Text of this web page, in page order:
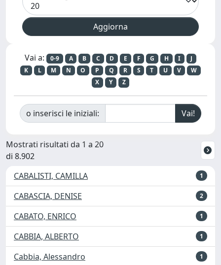
Vai a: 0-9 A B C D E F G H I
J
K
L M N O P Q R S T U V
W
X
Y Z
o inserisci le iniziali:
Mostrati risultati da 1 a 20
di 8.902
CABALISTI, CAMILLA
1
CABASCIA, DENISE 2
CABATO, ENRICO 1
CABBIA, ALBERTO 1
Cabbia, Alessandro 1